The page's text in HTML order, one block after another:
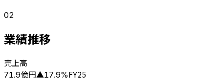
02
業績推移
売上高
71.9億円▲17.9%FY25